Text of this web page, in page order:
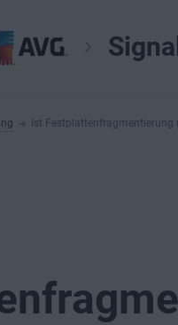
Signal
Ist Festplattenfragmentierung